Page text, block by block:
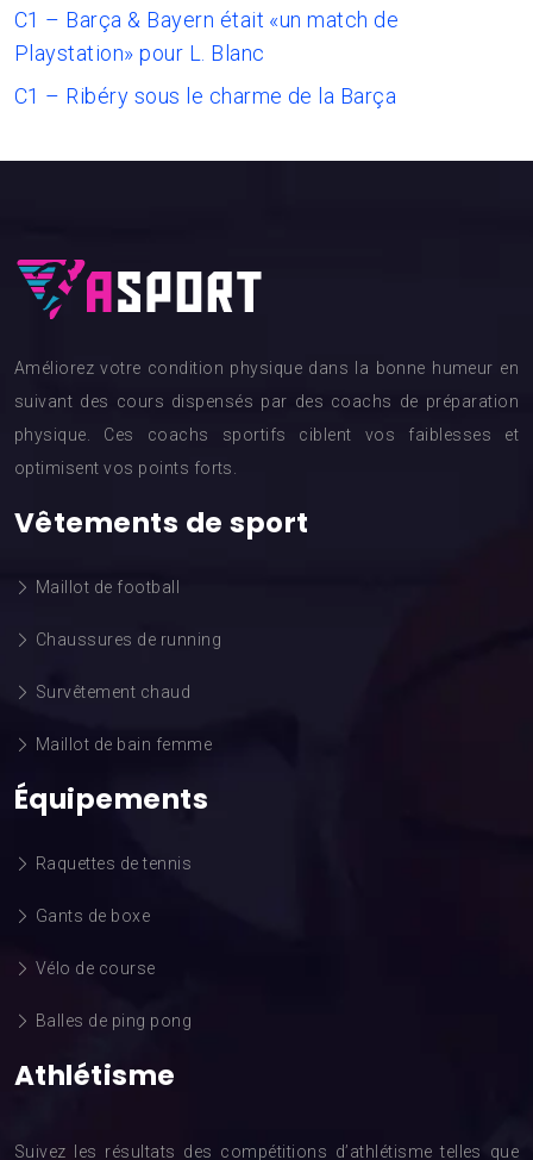
C1 – Barça & Bayern était «un match de
Playstation» pour L. Blanc
C1 – Ribéry sous le charme de la Barça
Améliorez votre condition physique dans la bonne humeur en
suivant des cours dispensés par des coachs de préparation
physique. Ces coachs sportifs ciblent vos faiblesses et
optimisent vos points forts.
Vêtements de sport
Maillot de football
Chaussures de running
Survêtement chaud
Maillot de bain femme
Équipements
Raquettes de tennis
Gants de boxe
Vélo de course
Balles de ping pong
Athlétisme
Suivez les résultats des compétitions d’athlétisme telles que